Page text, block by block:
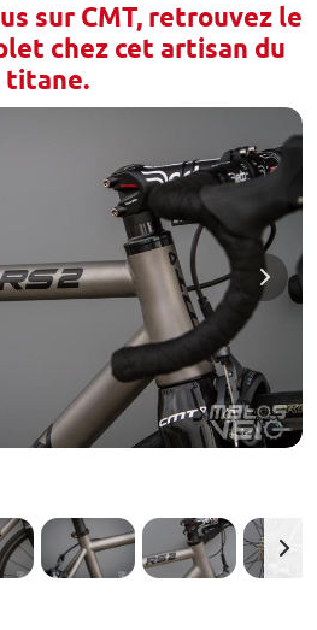
sur CMT, retrouvez le
chez cet artisan du
titane.